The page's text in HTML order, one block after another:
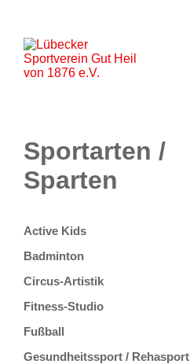
Sportarten /
Sparten
Active Kids
Badminton
Circus-Artistik
Fitness-Studio
Fußball
Gesundheitssport / Rehasport